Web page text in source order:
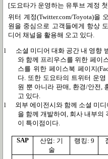
[도요타가 운영하는 유투브 계정
위터 계정(Twitter.com/Toyota)을
원을 중심으로 고객들에게 항상
디어 채널을 활용해 오고 있다
l 소셜 미디어 대화 공간 내 영향
와 함께 프리우스를 위한 페이
스를 위한 페이스북 페이지
다. 또한 도요타의 트위터 운영
원 뿐 아니라 판매
환경/안전
고 있다.
l
외부 에이전시와 함께 소셜 미
을 함께 개발하여 회사 내부의
이 특이점이다.
SAP 산업 : 기
술
랭킹 : 9